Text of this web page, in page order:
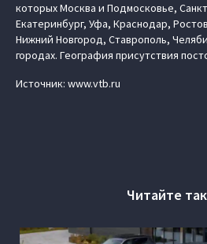
которых Москва и Подмосковье,
Екатеринбург, Уфа, Краснодар,
Нижний Новгород, Ставрополь,
городах. География присутствия
Источник: www.vtb.ru
Читайте